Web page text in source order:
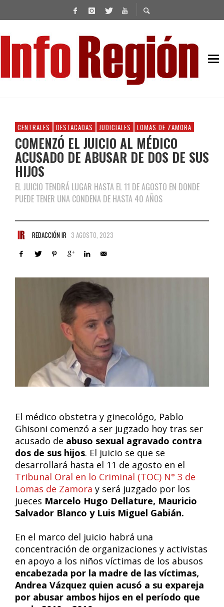
CENTRALES DESTACADAS JUDICIALES LOMAS DE ZAMORA
COMENZÓ EL JUICIO AL MÉDICO
ACUSADO DE ABUSAR DE DOS DE SUS
HIJOS
EL JUICIO TENDRÁ LUGAR HASTA EL 11 DE AGOSTO EN DONDE
PUEDE TENER UNA CONDENA DE HASTA 40 AÑOS
REDACCIÓN IR 3 AGOSTO, 2023
El médico obstetra y ginecológo, Pablo
Ghisoni comenzó a ser jugzado hoy tras ser
acusado de abuso sexual agravado contra
dos de sus hijos. El juicio se que se
desarrollará hasta el 11 de agosto en el
Tribunal Oral en lo Criminal (TOC) N° 3 de
Lomas de Zamora y será juzgado por los
jueces Marcelo Hugo Dellature, Mauricio
Salvador Blanco y Luis Miguel Gabián.
En el marco del juicio habrá una
concentración de organizaciones y activistas
en apoyo a los niños víctimas de los abusos
encabezada por la madre de las víctimas,
Andrea Vázquez quien acusó a su expareja
por abusar ambos hijos en el período que